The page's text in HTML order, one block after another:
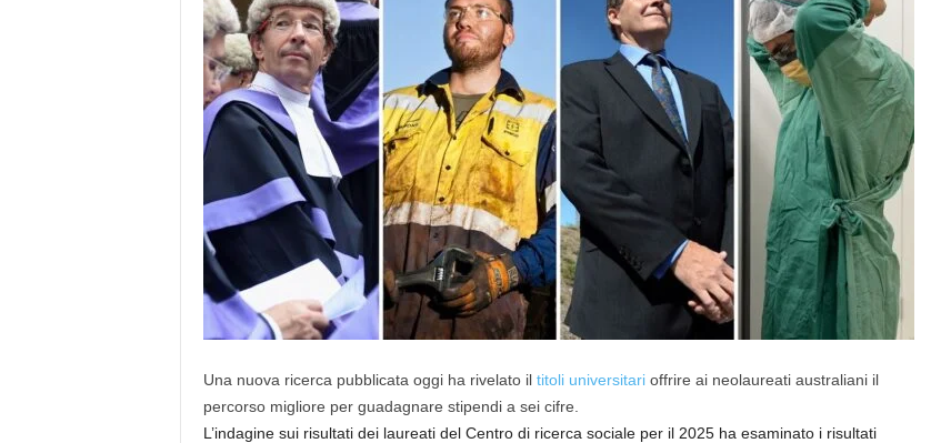
Una nuova ricerca pubblicata oggi ha rivelato il titoli universitarioffrire ai neolaureati australiani il
percorso migliore per guadagnare stipendi a sei cifre.
L’indagine sui risultati dei laureati del Centro di ricerca sociale per il 2025 ha esaminato i risultati